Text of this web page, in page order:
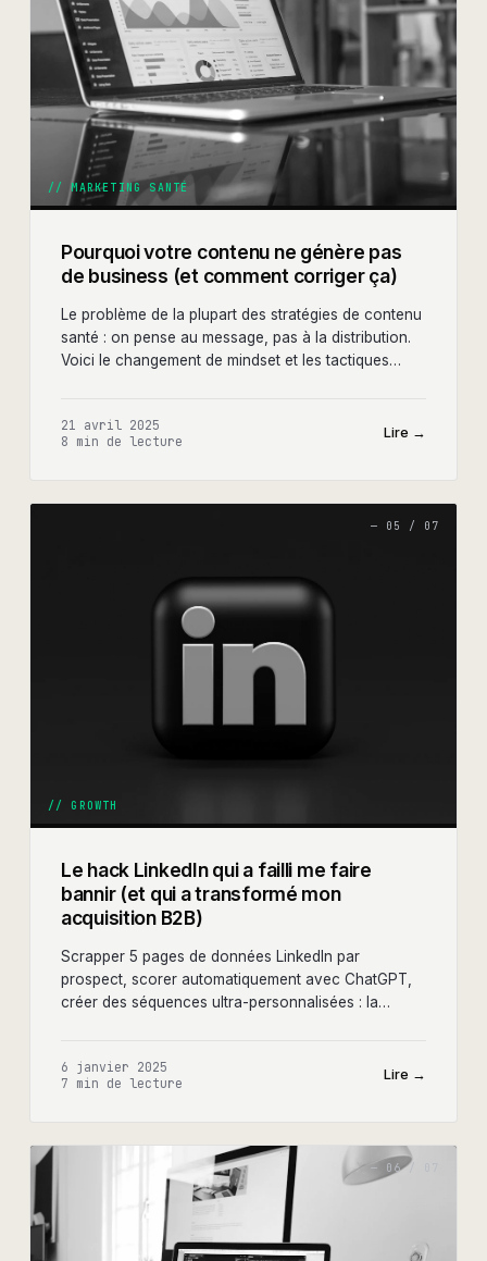
//MARKETING SANTÉ
Pourquoi votre contenu ne génère pas
de business (et comment corriger ça)
Le problème de la plupart des stratégies de contenu
santé : on pense au message, pas à la distribution.
Voici le changement de mindset et les tactiques
21 avril 2025
8 min de lecture Lire →
//GROWTH
— 05 / 07
Le hack LinkedIn qui a failli me faire
bannir (et qui a transformé mon
acquisition B2B)
Scrapper 5 pages de données LinkedIn par
prospect, scorer automatiquement avec ChatGPT,
créer des séquences ultra-personnalisées : la
6 janvier 2025
7 min de lecture Lire →
— 06/